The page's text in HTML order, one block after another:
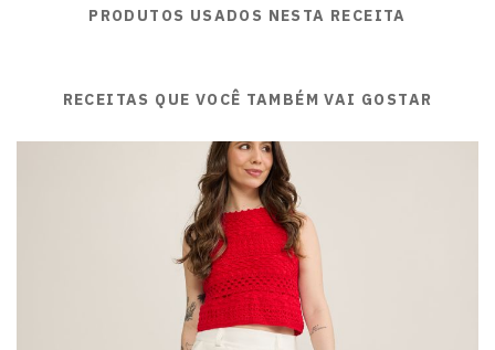
PRODUTOS USADOS NESTA RECEITA
RECEITAS QUE VOCÊ TAMBÉM VAI GOSTAR